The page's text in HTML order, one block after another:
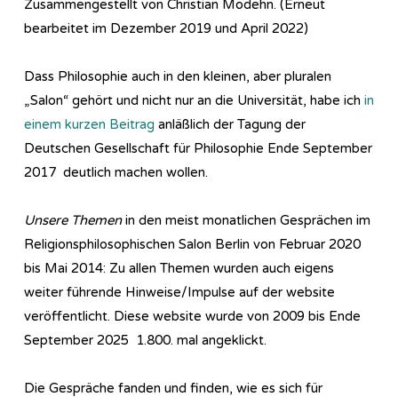
Zusammengestellt von Christian Modehn. (Erneut
bearbeitet im Dezember 2019 und April 2022)
Dass Philosophie auch in den kleinen, aber pluralen
„Salon“ gehört und nicht nur an die Universität, habe ich in
einem kurzen Beitrag anläßlich der Tagung der
Deutschen Gesellschaft für Philosophie Ende September
2017 deutlich machen wollen.
Unsere Themenin den meist monatlichen Gesprächen im
Re­li­gi­ons­phi­lo­so­phi­sch­en Salon Berlin von Februar 2020
bis Mai 2014: Zu allen Themen wurden auch eigens
weiter führende Hinweise/Impulse auf der website
veröffentlicht. Diese website wurde von 2009 bis Ende
September 2025 1.800. mal angeklickt.
Die Gespräche fanden und finden, wie es sich für